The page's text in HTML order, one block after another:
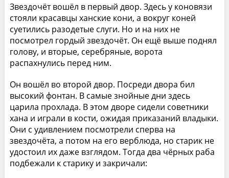
Звездочёт вошёл в первый двор. Здесь у коновязи
стояли красавцы ханские кони, а вокруг коней
суетились разодетые слуги. Но и на них не
посмотрел гордый звездочёт. Он ещё выше поднял
голову, и вторые, серебряные, ворота
распахнулись перед ним.
Он вошёл во второй двор. Посреди двора бил
высокий фонтан. В самые знойные дни здесь
царила прохлада. В этом дворе сидели советники
хана и играли в кости, ожидая приказаний владыки.
Они с удивлением посмотрели сперва на
звездочёта, а потом на его верблюда, но старик не
удостоил их даже взглядом. Тогда два чёрных раба
подбежали к старику и закричали: